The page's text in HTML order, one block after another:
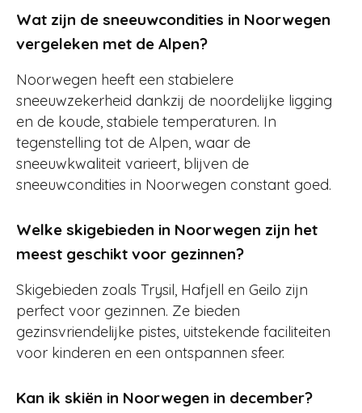
Wat zijn de sneeuwcondities in Noorwegen
vergeleken met de Alpen?
Noorwegen heeft een stabielere
sneeuwzekerheid dankzij de noordelijke ligging
en de koude, stabiele temperaturen. In
tegenstelling tot de Alpen, waar de
sneeuwkwaliteit varieert, blijven de
sneeuwcondities in Noorwegen constant goed.
Welke skigebieden in Noorwegen zijn het
meest geschikt voor gezinnen?
Skigebieden zoals Trysil, Hafjell en Geilo zijn
perfect voor gezinnen. Ze bieden
gezinsvriendelijke pistes, uitstekende faciliteiten
voor kinderen en een ontspannen sfeer.
Kan ik skiën in Noorwegen in december?